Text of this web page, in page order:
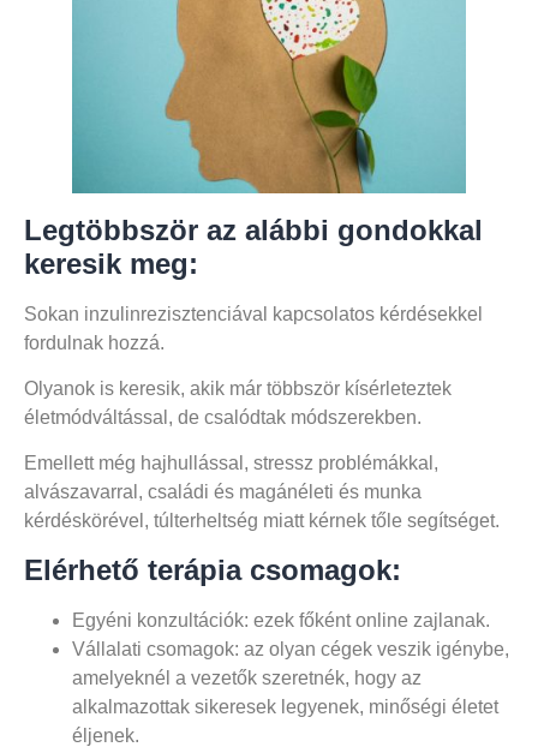
Legtöbbször az alábbi gondokkal
keresik meg:
Sokan inzulinrezisztenciával kapcsolatos kérdésekkel
fordulnak hozzá.
Olyanok is keresik, akik már többször kísérleteztek
életmódváltással, de csalódtak módszerekben.
Emellett még hajhullással, stressz problémákkal,
alvászavarral, családi és magánéleti és munka
kérdéskörével, túlterheltség miatt kérnek tőle segítséget.
Elérhető terápia csomagok:
Egyéni konzultációk: ezek főként online zajlanak.
Vállalati csomagok: az olyan cégek veszik igénybe,
amelyeknél a vezetők szeretnék, hogy az
alkalmazottak sikeresek legyenek, minőségi életet
éljenek.